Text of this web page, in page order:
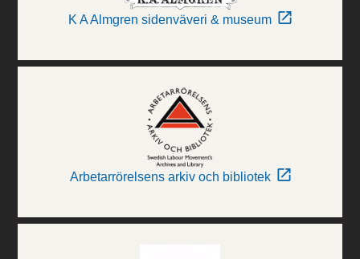
K A Almgren sidenväveri & museum
Arbetarrörelsens arkiv och bibliotek